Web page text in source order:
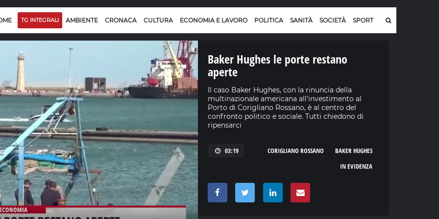
TG INTEGRALI AMBIENTE CRONACA CULTURA ECONOMIA E LAVORO POLITICA SANITÀ SOCIETÀ SPORT
Baker Hughes le porte restano
aperte
Il caso Baker Hughes, con la rinuncia della
multinazionale americana all'investimento al
Porto di Corigliano Rossano, è al centro del
confronto politico e sociale. Tutti chiedono di
ripensarci
03:19 BAKER HUGHES
CORIGLIANO ROSSANO
IN EVIDENZA